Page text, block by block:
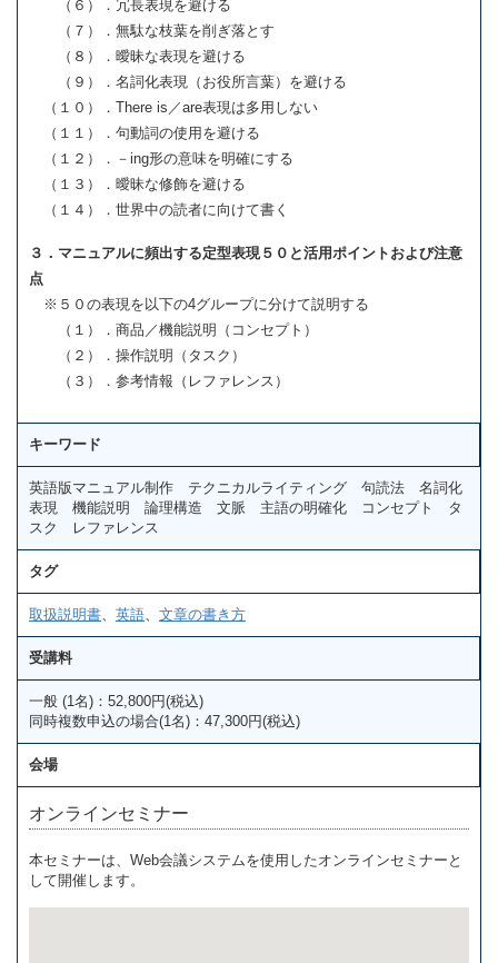
（６）．冗長表現を避ける
（７）．無駄な枝葉を削ぎ落とす
（８）．曖昧な表現を避ける
（９）．名詞化表現（お役所言葉）を避ける
（１０）．There is／are表現は多用しない
（１１）．句動詞の使用を避ける
（１２）．－ing形の意味を明確にする
（１３）．曖昧な修飾を避ける
（１４）．世界中の読者に向けて書く
３．マニュアルに頻出する定型表現５０と活用ポイントおよび注意
点
※５０の表現を以下の4グループに分けて説明する
（１）．商品／機能説明（コンセプト）
（２）．操作説明（タスク）
（３）．参考情報（レファレンス）
キーワード
英語版マニュアル制作 テクニカルライティング 句読法 名詞化
表現 機能説明 論理構造 文脈 主語の明確化 コンセプト タ
スク レファレンス
タグ
取扱説明書 英語 文章の書き方
受講料
一般 (1名)：52,800円(税込)
同時複数申込の場合(1名)：47,300円(税込)
会場
オンラインセミナー
本セミナーは、Web会議システムを使用したオンラインセミナーと
して開催します。